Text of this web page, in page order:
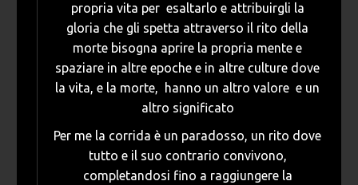
propria vita per esaltarlo e attribuirgli la
gloria che gli spetta attraverso il rito della
morte bisogna aprire la propria mente e
spaziare in altre epoche e in altre culture dove
la vita, e la morte, hanno un altro valore e un
altro significato
Per me la corrida è un paradosso, un rito dove
tutto e il suo contrario convivono,
completandosi fino a raggiungere la